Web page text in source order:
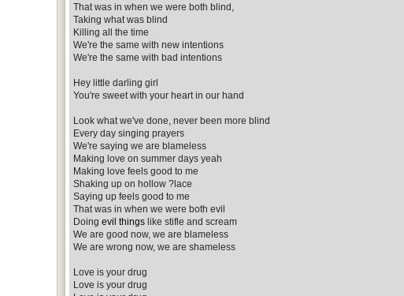
That was in when we were both blind,
Taking what was blind
Killing all the time
We're the same with new intentions
We're the same with bad intentions
Hey little darling girl
You're sweet with your heart in our hand
Look what we've done, never been more blind
Every day singing prayers
We're saying we are blameless
Making love on summer days yeah
Making love feels good to me
Shaking up on hollow ?lace
Saying up feels good to me
That was in when we were both evil
Doing evil things like stifle and scream
We are good now, we are blameless
We are wrong now, we are shameless
Love is your drug
Love is your drug